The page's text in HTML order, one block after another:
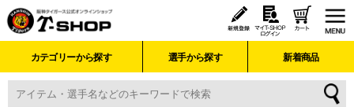
カテゴリーから探す 選手から探す 新着商品